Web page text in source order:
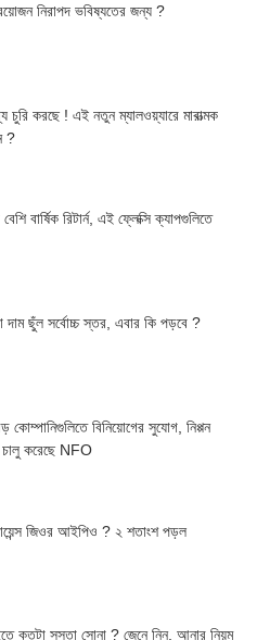
নিরাপদ ভবিষ্যতের জন্য ?
করছে ! এই নতুন ম্যালওয়্যারে মারাত্মক
?
বার্ষিক রিটার্ন, এই ফ্লেক্সি ক্যাপগুলিতে
ছুঁল সর্বোচ্চ স্তর, এবার কি পড়বে ?
কোম্পানিগুলিতে বিনিয়োগের সুযোগ, নিপ্পন
চালু করেছে NFO
জিওর আইপিও ? ২ শতাংশ পড়ল
কতটা সস্তা সোনা ? জেনে নিন, আনার নিয়ম